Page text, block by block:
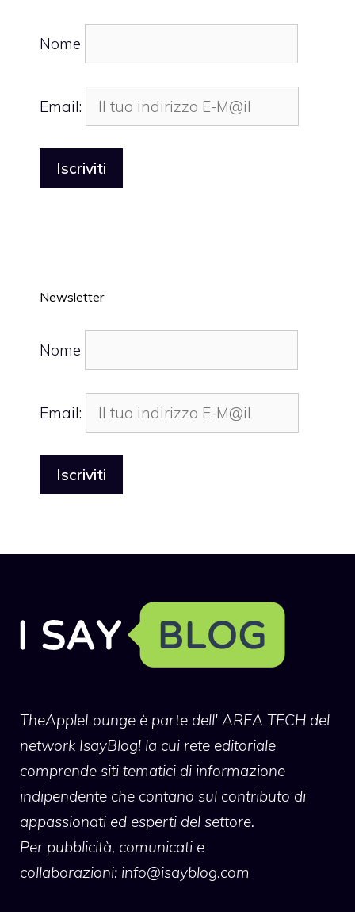
Nome
Email:
Newsletter
Nome
Email:
TheAppleLounge è parte dell' AREA TECH del
network IsayBlog! la cui rete editoriale
comprende siti tematici di informazione
indipendente che contano sul contributo di
appassionati ed esperti del settore.
Per pubblicità, comunicati e
collaborazioni: info@isayblog.com